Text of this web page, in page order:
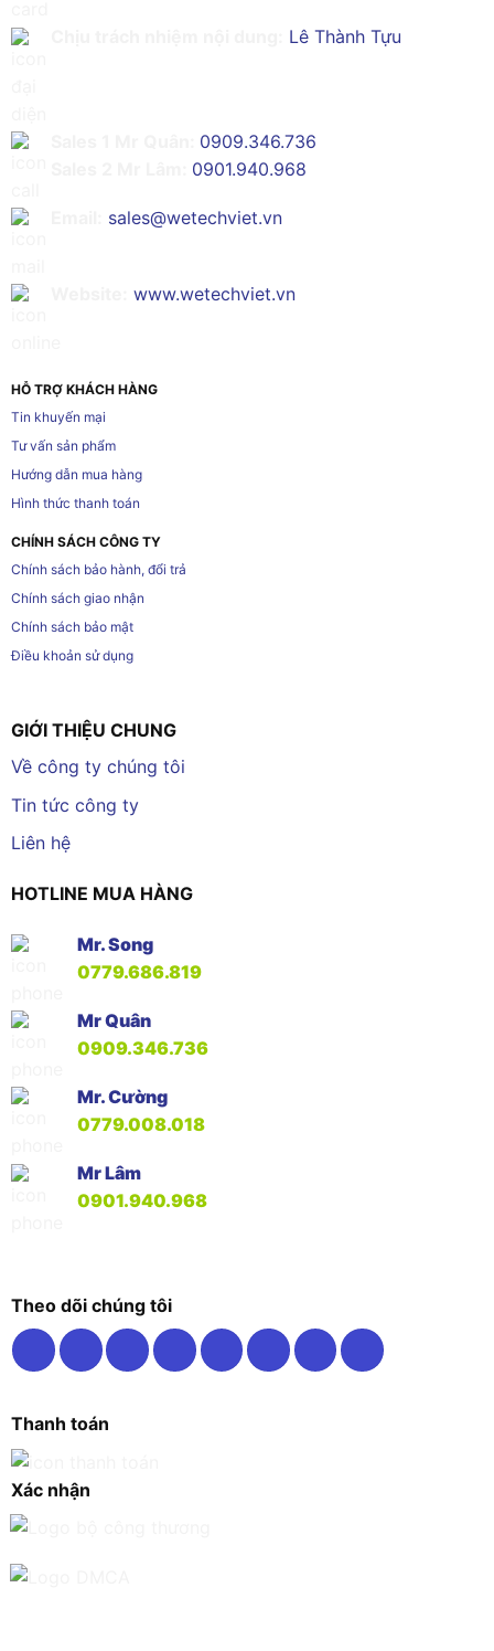
Lê Thành Tựu
0909.346.736
0901.940.968
sales@wetechviet.vn
www.wetechviet.vn
HỖ TRỢ KHÁCH HÀNG
Tin khuyến mại
Tư vấn sản phẩm
Hướng dẫn mua hàng
Hình thức thanh toán
CHÍNH SÁCH CÔNG TY
Chính sách bảo hành, đổi trả
Chính sách giao nhận
Chính sách bảo mật
Điều khoản sử dụng
GIỚI THIỆU CHUNG
Về công ty chúng tôi
Tin tức công ty
Liên hệ
HOTLINE MUA HÀNG
Mr. Song
0779.686.819
Mr Quân
0909.346.736
Mr. Cường
0779.008.018
Mr Lâm
0901.940.968
Theo dõi chúng tôi
Thanh toán
Xác nhận